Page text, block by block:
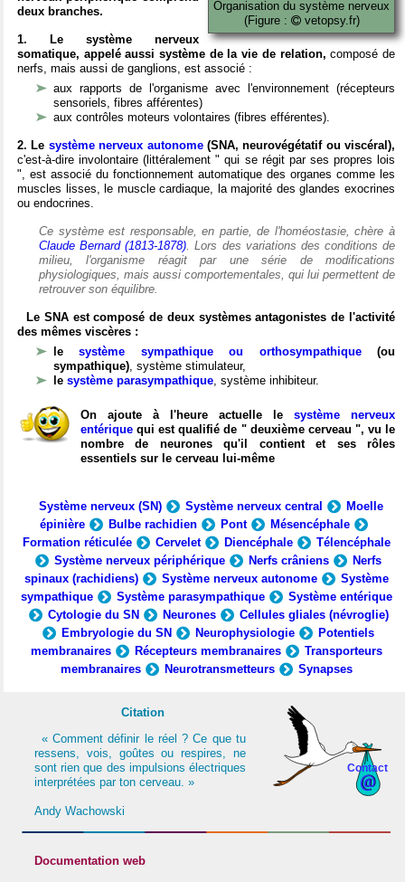
Organisation du système nerveux
(Figure :
vetopsy.fr)
deux branches.
1. Le système nerveux
somatique, appelé aussi système de la vie de relation, composé de
nerfs, mais aussi de ganglions, est associé :
aux rapports de l'organisme avec l'environnement (récepteurs
sensoriels, fibres afférentes)
aux contrôles moteurs volontaires (fibres efférentes).
2. Le système nerveux autonome(SNA, neurovégétatif ou viscéral),
c'est-à-dire involontaire (littéralement " qui se régit par ses propres lois
", est associé du fonctionnement automatique des organes comme les
muscles lisses, le muscle cardiaque, la majorité des glandes exocrines
ou endocrines.
Ce système est responsable, en partie, de l'homéostasie, chère à
Claude Bernard (1813-1878). Lors des variations des conditions de
milieu, l'organisme réagit par une série de modifications
physiologiques, mais aussi comportementales, qui lui permettent de
retrouver son équilibre.
Le SNA est composé de deux systèmes antagonistes de l'activité
des mêmes viscères :
lesystème sympathique ou orthosympathique(ou
sympathique), système stimulateur,
le système parasympathique, système inhibiteur.
On ajoute à l'heure actuelle le système nerveux
entérique qui est qualifié de " deuxième cerveau ", vu le
nombre de neurones qu'il contient et ses rôles
essentiels sur le cerveau lui-même
Système nerveux (SN) Système nerveux central
Moelle
épinière
Bulbe rachidien Pont
Mésencéphale
Formation réticulée
Cervelet Diencéphale
Télencéphale
Système nerveux périphérique
Nerfs crâniens
Nerfs
spinaux (rachidiens)
Système nerveux autonome
Système
sympathique
Système parasympathique
Système entérique
Cytologie du SN
Neurones
Cellules gliales (névroglie)
Embryologie du SN
Neurophysiologie
Potentiels
membranaires
Récepteurs membranaires
Transporteurs
membranaires
Neurotransmetteurs Synapses
Contact
Citation
« Comment définir le réel ? Ce que tu
ressens, vois, goûtes ou respires, ne
sont rien que des impulsions électriques
interprétées par ton cerveau. »
Andy Wachowski
Documentation web